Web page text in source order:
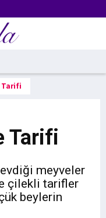
Tarifi
Tarifi
meyveler
çilekli tarifler
beylerin